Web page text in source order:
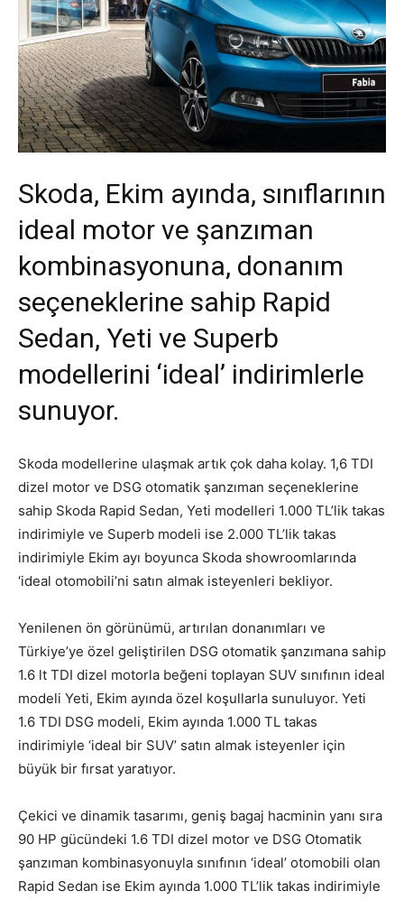
Skoda, Ekim ayında, sınıflarının
ideal motor ve şanzıman
kombinasyonuna, donanım
seçeneklerine sahip Rapid
Sedan, Yeti ve Superb
modellerini ‘ideal’ indirimlerle
sunuyor.
Skoda modellerine ulaşmak artık çok daha kolay. 1,6 TDI
dizel motor ve DSG otomatik şanzıman seçeneklerine
sahip Skoda Rapid Sedan, Yeti modelleri 1.000 TL’lik takas
indirimiyle ve Superb modeli ise 2.000 TL’lik takas
indirimiyle Ekim ayı boyunca Skoda showroomlarında
‘ideal otomobili’ni satın almak isteyenleri bekliyor.
Yenilenen ön görünümü, artırılan donanımları ve
Türkiye’ye özel geliştirilen DSG otomatik şanzımana sahip
1.6 lt TDI dizel motorla beğeni toplayan SUV sınıfının ideal
modeli Yeti, Ekim ayında özel koşullarla sunuluyor. Yeti
1.6 TDI DSG modeli, Ekim ayında 1.000 TL takas
indirimiyle ‘ideal bir SUV’ satın almak isteyenler için
büyük bir fırsat yaratıyor.
Çekici ve dinamik tasarımı, geniş bagaj hacminin yanı sıra
90 HP gücündeki 1.6 TDI dizel motor ve DSG Otomatik
şanzıman kombinasyonuyla sınıfının ‘ideal’ otomobili olan
Rapid Sedan ise Ekim ayında 1.000 TL’lik takas indirimiyle